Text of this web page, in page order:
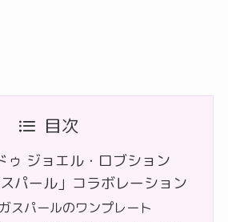
目次
ゥ ジョエル・ロブション
スパール」コラボレーション
スパールのワンプレート